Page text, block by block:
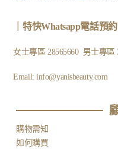
特快Whatsapp電話預約
女士專區28565660 男士專區
Email:info@yanisbeauty.com
購物需知
如何購買